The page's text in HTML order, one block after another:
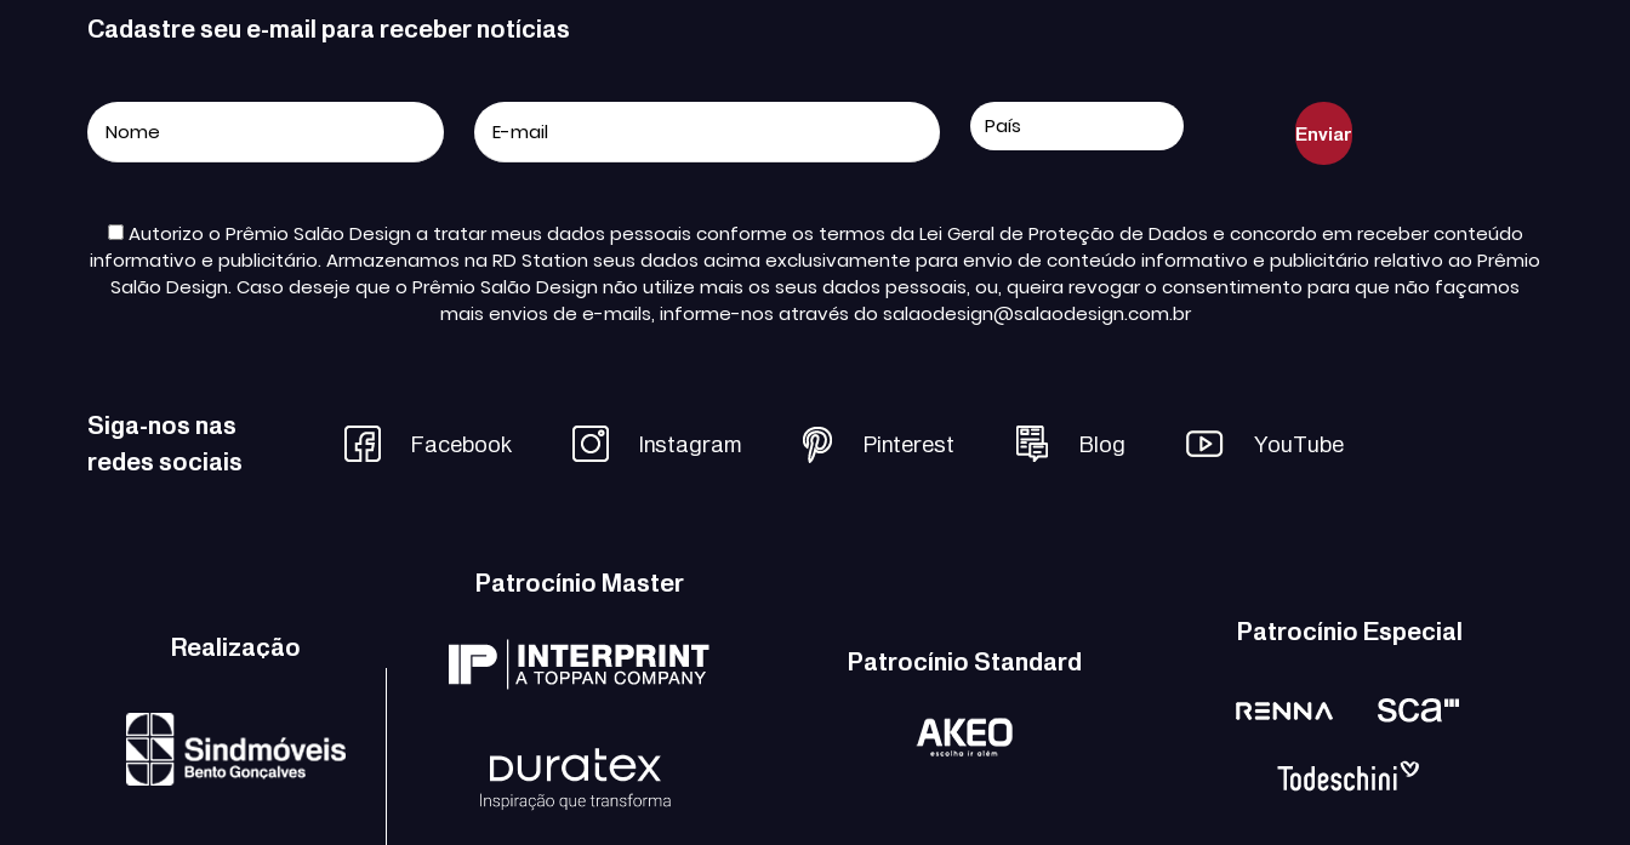
Cadastre seu e-mail para receber notícias
Autorizo o Prêmio Salão Design a tratar meus dados pessoais conforme os termos da Lei Geral de Proteção de Dados e concordo em receber conteúdo
informativo e publicitário. Armazenamos na RD Station seus dados acima exclusivamente para envio de conteúdo informativo e publicitário relativo ao Prêmio
Salão Design. Caso deseje que o Prêmio Salão Design não utilize mais os seus dados pessoais, ou, queira revogar o consentimento para que não façamos
mais envios de e-mails, informe-nos através do salaodesign@salaodesign.com.br
Siga-nos nas
redes sociais
Facebook Instagram Pinterest Blog YouTube
Realização
Patrocínio Master
Patrocínio Standard
Patrocínio Especial